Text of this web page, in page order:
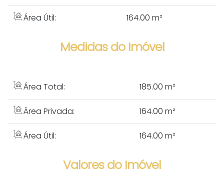
Área Útil: 164.00 m²
Medidas do Imóvel
Área Total: 185.00 m²
Área Privada: 164.00 m²
Área Útil: 164.00 m²
Valores do Imóvel